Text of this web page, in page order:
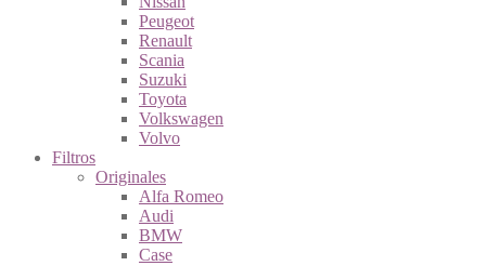
Peugeot
Renault
Scania
Suzuki
Toyota
Volkswagen
Volvo
Filtros
Originales
Alfa Romeo
Audi
BMW
Case